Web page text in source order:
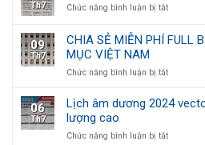
tờ
7
Năm
phông
thu
Công
Th7 Chức năng bình luận bị tắtở
Bộ
Lịch
Giáo
2024
09
Th7
CHIA SẺ MIỄN PHÍ FULL
MỤC VIỆT NAM
Chức năng bình luận bị tắtở
SẺ
MIỄN
FULL
06
Th7
Lịch âm dương 2024
lượng cao
Chức năng bình luận bị tắtở